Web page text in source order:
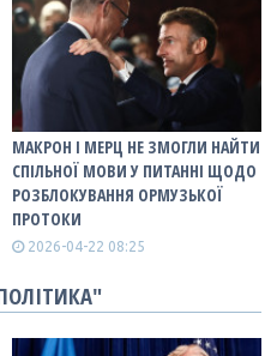
МАКРОН І МЕРЦ НЕ ЗМОГЛИ НАЙТИ
СПІЛЬНОЇ МОВИ У ПИТАННІ ЩОДО
РОЗБЛОКУВАННЯ ОРМУЗЬКОЇ
ПРОТОКИ
2026-04-22 08:25